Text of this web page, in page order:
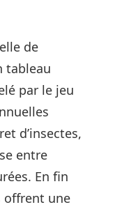
de
tableau
par le jeu
d’insectes,
entre
En fin
offrent une